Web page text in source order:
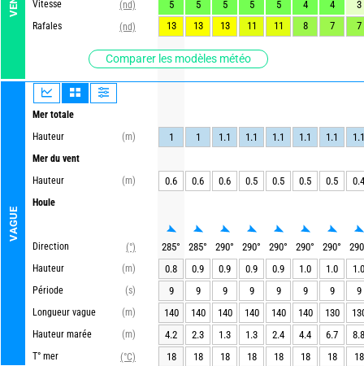
Vitesse
(nd)
Rafales
(nd)
Comparer les modèles météo
VAGUE
Mer totale
Hauteur
(m)
Mer du vent
Hauteur
(m)
Houle
Direction
(°)
Hauteur
(m)
Période
(s)
Longueur vague
(m)
Hauteur marée
(m)
T° mer
(°C)
5
5 5 5 5 4 4
3
13
13 13 11 11 8 7 7
1 1 1.1 1.1 1.1 1.1 1.1 1.1
0.6 0.6 0.6 0.5 0.5 0.5 0.5 0.4
285° 285° 290° 290° 290° 290° 290°
290
0.8
0.9 0.9 0.9 0.9 1.0 1.0
1.0
9
9 9 9 9 9 9
9
140
140 140 140 140 140 130
4.2
2.3 1.3 1.3 2.4 4.4 6.7
8.8
18
18 18 18 18 18 18 18